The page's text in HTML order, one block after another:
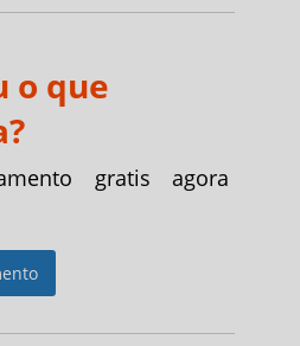
o que
gratis agora